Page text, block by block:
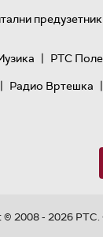
предузетник
| РТС
| Радио Вртешка |
© 2008 - 2026 РТС.